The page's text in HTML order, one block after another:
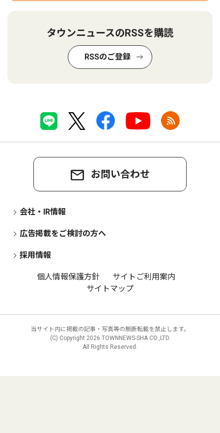
タウンニュースのRSSを購読
RSSのご登録
お問い合わせ
会社・IR情報
広告掲載をご検討の方へ
採用情報
個人情報保護方針
サイトご利用案内
サイトマップ
当サイト内に掲載の記事・写真等の無断転載を禁止します。
(C) Copyright 2026 TOWNNEWS-SHA CO.,LTD.
All Rights Reserved.